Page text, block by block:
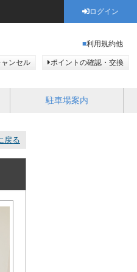
ログイン
利用規約他
ンセル ポイントの確認・交換
駐車場案内
戻る